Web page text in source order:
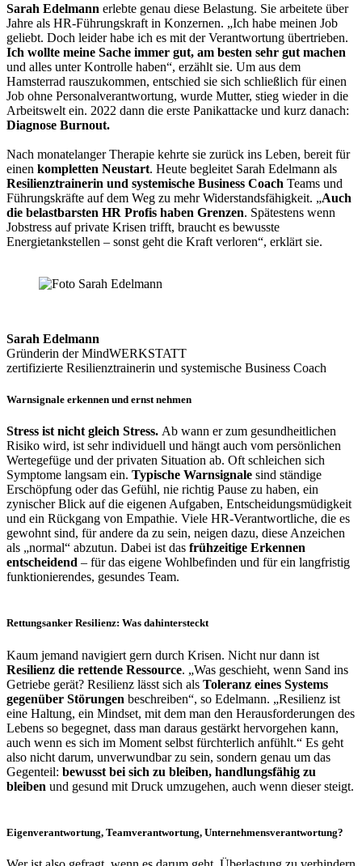
Sarah Edelmann erlebte genau diese Belastung. Sie arbeitete über
Jahre als HR-Führungskraft in Konzernen. „Ich habe meinen Job
geliebt. Doch leider habe ich es mit der Verantwortung übertrieben.
Ich wollte meine Sache immer gut, am besten sehr gut machen
und alles unter Kontrolle haben“, erzählt sie. Um aus dem
Hamsterrad rauszukommen, entschied sie sich schließlich für einen
Job ohne Personalverantwortung, wurde Mutter, stieg wieder in die
Arbeitswelt ein. 2022 dann die erste Panikattacke und kurz danach:
Diagnose Burnout.
Nach monatelanger Therapie kehrte sie zurück ins Leben, bereit für
einen kompletten Neustart. Heute begleitet Sarah Edelmann als
Resilienztrainerin und systemische Business Coach Teams und
Führungskräfte auf dem Weg zu mehr Widerstandsfähigkeit. „Auch
die belastbarsten HR Profis haben Grenzen. Spätestens wenn
Jobstress auf private Krisen trifft, braucht es bewusste
Energietankstellen – sonst geht die Kraft verloren“, erklärt sie.
Sarah Edelmann
Gründerin der MindWERKSTATT
zertifizierte Resilienztrainerin und systemische Business Coach
Warnsignale erkennen und ernst nehmen
Stress ist nicht gleich Stress. Ab wann er zum gesundheitlichen
Risiko wird, ist sehr individuell und hängt auch vom persönlichen
Wertegefüge und der privaten Situation ab. Oft schleichen sich
Symptome langsam ein. Typische Warnsignale sind ständige
Erschöpfung oder das Gefühl, nie richtig Pause zu haben, ein
zynischer Blick auf die eigenen Aufgaben, Entscheidungsmüdigkeit
und ein Rückgang von Empathie. Viele HR-Verantwortliche, die es
gewohnt sind, für andere da zu sein, neigen dazu, diese Anzeichen
als „normal“ abzutun. Dabei ist das frühzeitige Erkennen
entscheidend – für das eigene Wohlbefinden und für ein langfristig
funktionierendes, gesundes Team.
Rettungsanker Resilienz: Was dahintersteckt
Kaum jemand navigiert gern durch Krisen. Nicht nur dann ist
Resilienz die rettende Ressource. „Was geschieht, wenn Sand ins
Getriebe gerät? Resilienz lässt sich als Toleranz eines Systems
gegenüber Störungen beschreiben“, so Edelmann. „Resilienz ist
eine Haltung, ein Mindset, mit dem man den Herausforderungen des
Lebens so begegnet, dass man daraus gestärkt hervorgehen kann,
auch wenn es sich im Moment selbst fürchterlich anfühlt.“ Es geht
also nicht darum, unverwundbar zu sein, sondern genau um das
Gegenteil: bewusst bei sich zu bleiben, handlungsfähig zu
bleiben und gesund mit Druck umzugehen, auch wenn dieser steigt.
Eigenverantwortung, Teamverantwortung, Unternehmensverantwortung?